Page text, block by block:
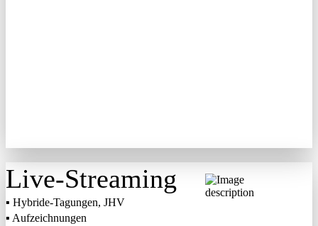
Live-Streaming
▪ Hybride-Tagungen, JHV
▪ Aufzeichnungen